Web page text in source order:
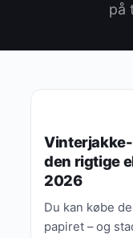
på
den rigtige
2026
Du kan købe
papiret – og